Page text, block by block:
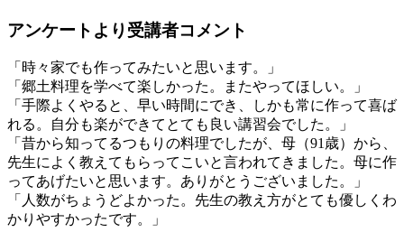
アンケートより受講者コメント
「時々家でも作ってみたいと思います。」
「郷土料理を学べて楽しかった。またやってほしい。」
「手際よくやると、早い時間にでき、しかも常に作って喜ば
れる。自分も楽ができてとても良い講習会でした。」
「昔から知ってるつもりの料理でしたが、母（91歳）から、
先生によく教えてもらってこいと言われてきました。母に作
ってあげたいと思います。ありがとうございました。」
「人数がちょうどよかった。先生の教え方がとても優しくわ
かりやすかったです。」